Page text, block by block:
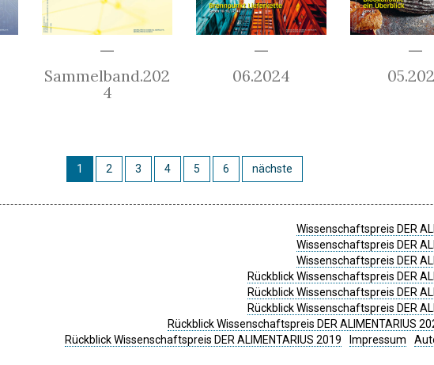
Sammelband.202
4
06.2024
1 2 3 4 5 6 nächste
Wissenschaftspreis DER
Wissenschaftspreis DER
Wissenschaftspreis DER
Rückblick Wissenschaftspreis DER
Rückblick Wissenschaftspreis DER
Rückblick Wissenschaftspreis DER
Rückblick Wissenschaftspreis DER ALIMENTARIUS
Rückblick Wissenschaftspreis DER ALIMENTARIUS 2019
Impressum